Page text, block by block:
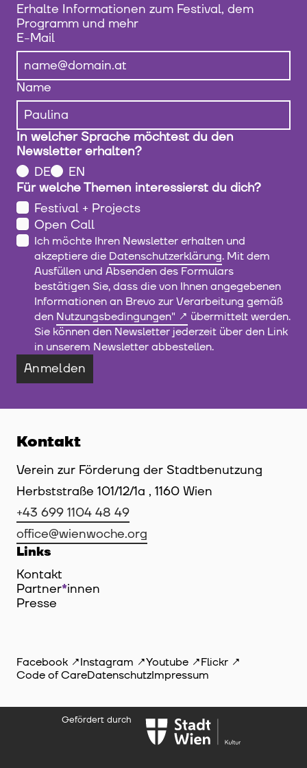
Erhalte Informationen zum Festival, dem
Programm und mehr
E-Mail
Name
In welcher Sprache möchtest du den
Newsletter erhalten?
DE
EN
Für welche Themen interessierst du dich?
Festival + Projects
Open Call
Ich möchte Ihren Newsletter erhalten und
akzeptiere die Datenschutzerklärung. Mit dem
Ausfüllen und Absenden des Formulars
bestätigen Sie, dass die von Ihnen angegebenen
Informationen an Brevo zur Verarbeitung gemäß
den Nutzungsbedingungen"
übermittelt werden.
Sie können den Newsletter jederzeit über den Link
in unserem Newsletter abbestellen.
Anmelden
Kontakt
Verein zur Förderung der Stadtbenutzung
Herbststraße 101/12/1a , 1160 Wien
+43 699 1104 48 49
office@wienwoche.org
Links
Kontakt
Partner*innen
Presse
Facebook Instagram Youtube
Flickr
Code of CareDatenschutzImpressum
Gefördert durch